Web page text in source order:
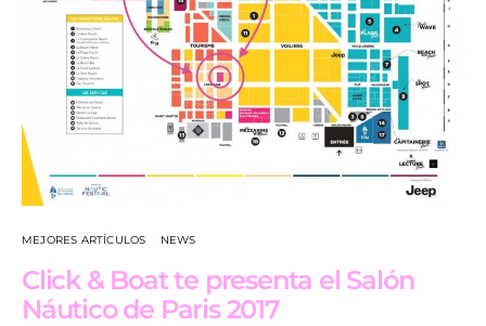
MEJORES ARTÍCULOS NEWS
Click & Boat te presenta el Salón
Náutico de Paris 2017